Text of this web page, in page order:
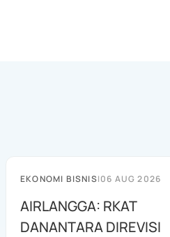
EKONOMI BISNIS|06 AUG 2026
AIRLANGGA: RKAT
DANANTARA DIREVISI